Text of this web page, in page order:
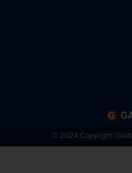
© 2024 Copyright: